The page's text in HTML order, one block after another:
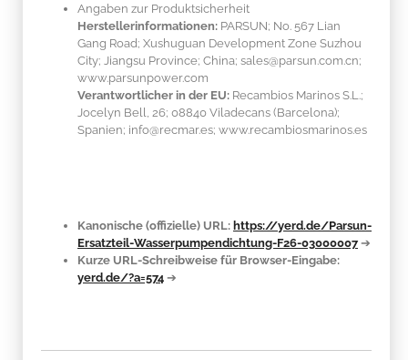
Angaben zur Produktsicherheit
Herstellerinformationen: PARSUN; No. 567 Lian
Gang Road; Xushuguan Development Zone Suzhou
City; Jiangsu Province; China; sales@parsun.com.cn;
www.parsunpower.com
Verantwortlicher in der EU: Recambios Marinos S.L.;
Jocelyn Bell, 26; 08840 Viladecans (Barcelona);
Spanien; info@recmar.es; www.recambiosmarinos.es
Kanonische (offizielle) URL: https://yerd.de/Parsun-
Ersatzteil-Wasserpumpendichtung-F26-03000007 ➔
Kurze URL-Schreibweise für Browser-Eingabe:
yerd.de/?a=574 ➔